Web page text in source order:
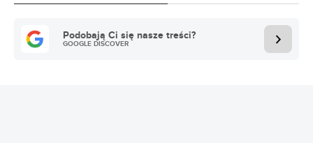
Podobają Ci się nasze treści?
GOOGLE DISCOVER